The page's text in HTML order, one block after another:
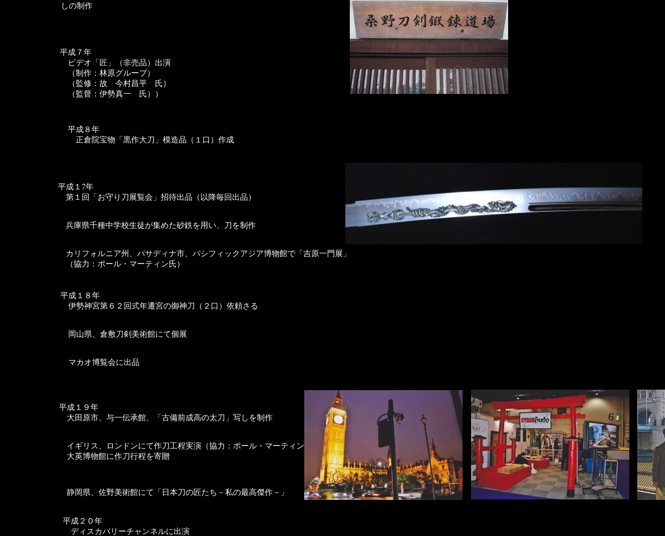
平成８年
正倉院宝物「黒作大刀」模造品（１口）作成
平成１８年
伊勢神宮第６２回式年遷宮の御神刀（２口）依頼さる
岡山県、倉敷刀剣美術館にて個展
マカオ博覧会に出品
平成１９年
大田原市、与一伝承館、「古備前成高の太刀」写しを制作
イギリス、ロンドンにて作刀工程実演（協力：ポール・マーティン氏）
大英博物館に作刀行程を寄贈
静岡県、佐野美術館にて「日本刀の匠たち－私の最高傑作－」
しの制作
平成１7年
第１回「お守り刀展覧会」招待出品（以降毎回出品）
兵庫県千種中学校生徒が集めた砂鉄を用い、刀を制作
カリフォルニア州、パサディナ市、パシフィックアジア博物館で「吉原一門展」
（協力：ポール・マーティン氏）
平成７年
ビデオ「匠」（非売品）出演
（制作：林原グループ）
（監修：故 今村昌平 氏）
（監督：伊勢真一 氏））
平成２０年
ディスカバリーチャンネルに出演